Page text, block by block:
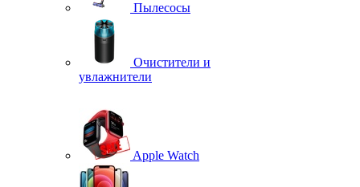
Пылесосы
Очистители и
увлажнители
Apple Watch